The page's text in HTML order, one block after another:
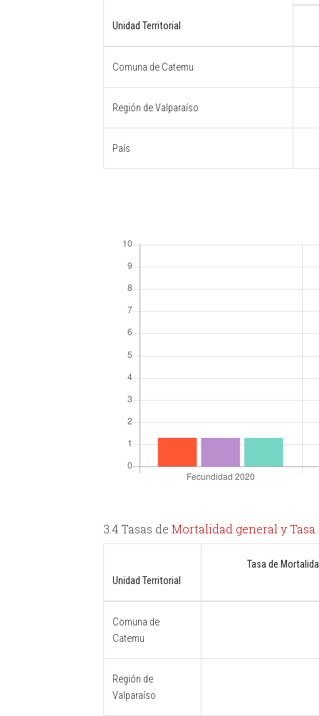
Unidad Territorial
Comuna de Catemu
Región de Valparaíso
País
3.4 Tasas de Mortalidad general y
Unidad Territorial
Tasa de
Comuna de
Catemu
Región de
Valparaíso